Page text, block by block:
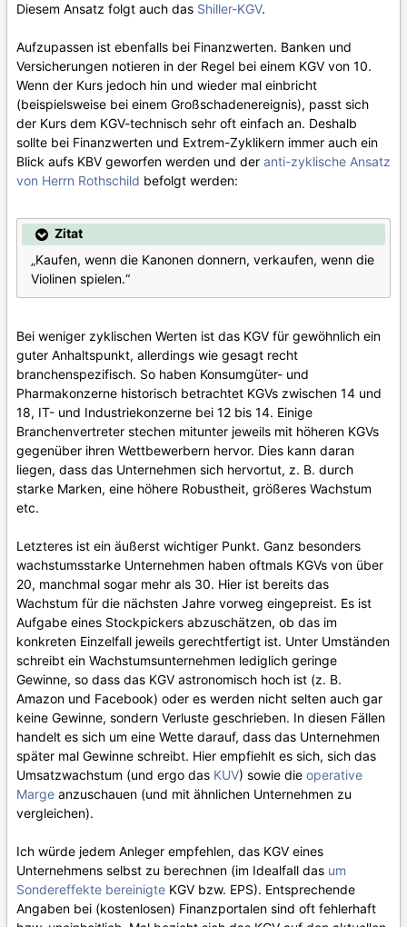
Diesem Ansatz folgt auch das Shiller-KGV.
Aufzupassen ist ebenfalls bei Finanzwerten. Banken und
Versicherungen notieren in der Regel bei einem KGV von 10.
Wenn der Kurs jedoch hin und wieder mal einbricht
(beispielsweise bei einem Großschadenereignis), passt sich
der Kurs dem KGV-technisch sehr oft einfach an. Deshalb
sollte bei Finanzwerten und Extrem-Zyklikern immer auch ein
Blick aufs KBV geworfen werden und der anti-zyklische Ansatz
von Herrn Rothschild befolgt werden:
Zitat
„Kaufen, wenn die Kanonen donnern, verkaufen, wenn die
Violinen spielen.“
Bei weniger zyklischen Werten ist das KGV für gewöhnlich ein
guter Anhaltspunkt, allerdings wie gesagt recht
branchenspezifisch. So haben Konsumgüter- und
Pharmakonzerne historisch betrachtet KGVs zwischen 14 und
18, IT- und Industriekonzerne bei 12 bis 14. Einige
Branchenvertreter stechen mitunter jeweils mit höheren KGVs
gegenüber ihren Wettbewerbern hervor. Dies kann daran
liegen, dass das Unternehmen sich hervortut, z. B. durch
starke Marken, eine höhere Robustheit, größeres Wachstum
etc.
Letzteres ist ein äußerst wichtiger Punkt. Ganz besonders
wachstumsstarke Unternehmen haben oftmals KGVs von über
20, manchmal sogar mehr als 30. Hier ist bereits das
Wachstum für die nächsten Jahre vorweg eingepreist. Es ist
Aufgabe eines Stockpickers abzuschätzen, ob das im
konkreten Einzelfall jeweils gerechtfertigt ist. Unter Umständen
schreibt ein Wachstumsunternehmen lediglich geringe
Gewinne, so dass das KGV astronomisch hoch ist (z. B.
Amazon und Facebook) oder es werden nicht selten auch gar
keine Gewinne, sondern Verluste geschrieben. In diesen Fällen
handelt es sich um eine Wette darauf, dass das Unternehmen
später mal Gewinne schreibt. Hier empfiehlt es sich, sich das
Umsatzwachstum (und ergo das KUV) sowie die operative
Marge anzuschauen (und mit ähnlichen Unternehmen zu
vergleichen).
Ich würde jedem Anleger empfehlen, das KGV eines
Unternehmens selbst zu berechnen (im Idealfall das um
Sondereffekte bereinigte KGV bzw. EPS). Entsprechende
Angaben bei (kostenlosen) Finanzportalen sind oft fehlerhaft